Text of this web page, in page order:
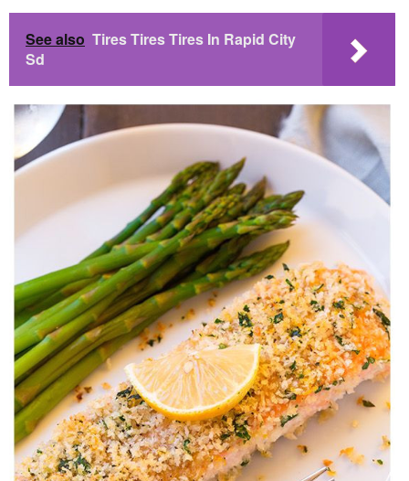
See also Tires Tires Tires In Rapid City
Sd